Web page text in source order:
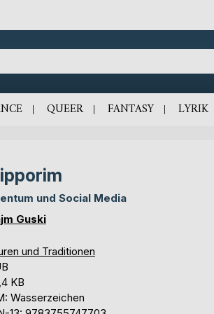
QUEER FANTASY LYRIK
und Social Media
Guski
und Traditionen
KB
Wasserzeichen